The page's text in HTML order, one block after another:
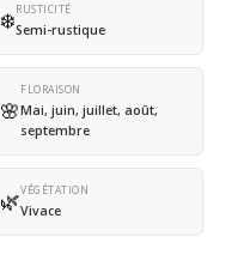
❄️RUSTICITÉ
Semi-rustique
🌸
FLORAISON
Mai, juin, juillet, août,
septembre
🌿VÉGÉTATION
Vivace